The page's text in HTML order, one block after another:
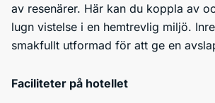
av resenärer. Här kan du koppla av
lugn vistelse i en hemtrevlig miljö.
smakfullt utformad för att ge en
Faciliteter på hotellet